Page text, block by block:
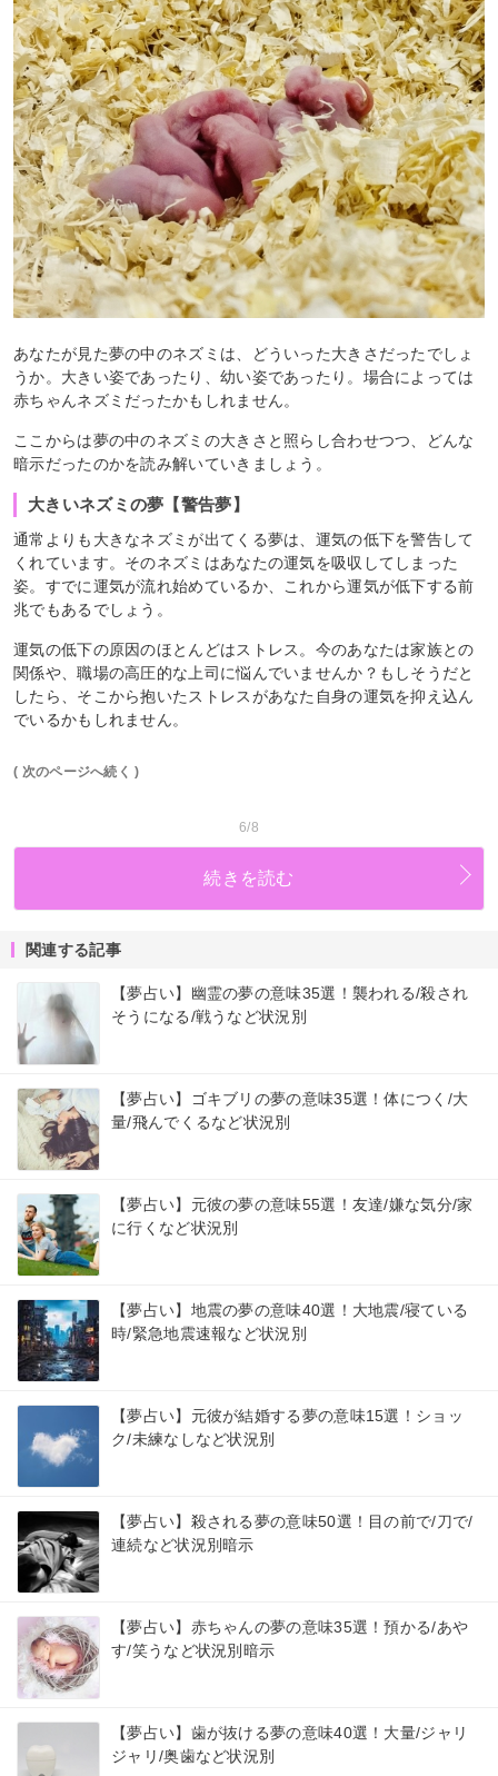
あなたが見た夢の中のネズミは、どういった大きさだったでしょ
うか。大きい姿であったり、幼い姿であったり。場合によっては
赤ちゃんネズミだったかもしれません。
ここからは夢の中のネズミの大きさと照らし合わせつつ、どんな
暗示だったのかを読み解いていきましょう。
大きいネズミの夢【警告夢】
通常よりも大きなネズミが出てくる夢は、運気の低下を警告して
くれています。そのネズミはあなたの運気を吸収してしまった
姿。すでに運気が流れ始めているか、これから運気が低下する前
兆でもあるでしょう。
運気の低下の原因のほとんどはストレス。今のあなたは家族との
関係や、職場の高圧的な上司に悩んでいませんか？もしそうだと
したら、そこから抱いたストレスがあなた自身の運気を抑え込ん
でいるかもしれません。
( 次のページへ続く )
6/8
続きを読む
関連する記事
【夢占い】幽霊の夢の意味35選！襲われる/殺され
そうになる/戦うなど状況別
【夢占い】ゴキブリの夢の意味35選！体につく/大
量/飛んでくるなど状況別
【夢占い】元彼の夢の意味55選！友達/嫌な気分/家
に行くなど状況別
【夢占い】地震の夢の意味40選！大地震/寝ている
時/緊急地震速報など状況別
【夢占い】元彼が結婚する夢の意味15選！ショッ
ク/未練なしなど状況別
【夢占い】殺される夢の意味50選！目の前で/刀で/
連続など状況別暗示
【夢占い】赤ちゃんの夢の意味35選！預かる/あや
す/笑うなど状況別暗示
【夢占い】歯が抜ける夢の意味40選！大量/ジャリ
ジャリ/奥歯など状況別